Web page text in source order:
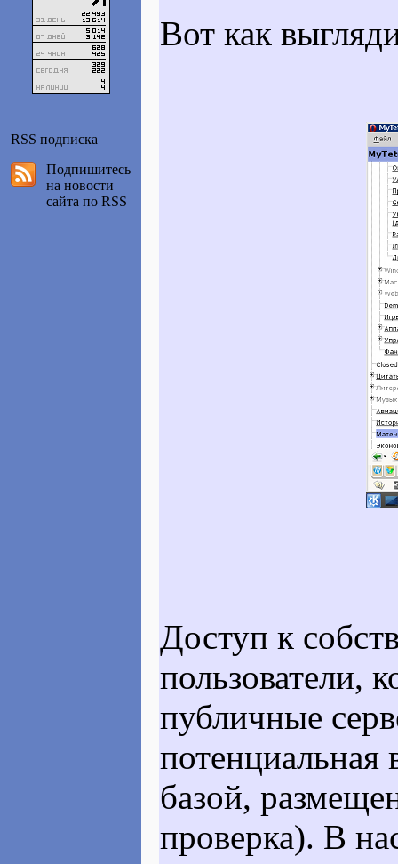
RSS подписка
Подпишитесь
на новости
сайта по RSS
Вот как
Доступ к
пользователи,
публичные
потенциальная
базой,
проверка). В